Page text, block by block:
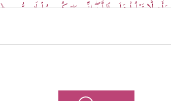
وَأَن لَّا تَعۡلُواْ عَلَى ٱلـلَّــهِۖ إِنِّیۤ ءَاتِیكُم بِسُلۡطَـٰنࣲ مُّبِینࣲ﴿١٩﴾